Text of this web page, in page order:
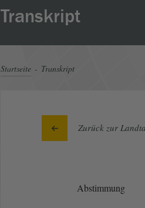
Transkript
Startseite Transkript
Zurück zur
Abstimmung